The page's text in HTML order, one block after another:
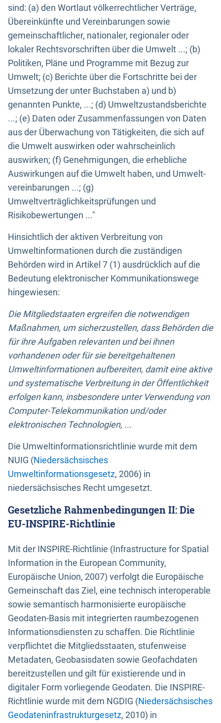
sind: (a) den Wortlaut völkerrechtlicher Verträge,
Übereinkünfte und Vereinbarungen sowie
gemeinschaftlicher, nationaler, regionaler oder
lokaler Rechtsvorschriften über die Umwelt ...; (b)
Politiken, Pläne und Programme mit Bezug zur
Umwelt; (c) Berichte über die Fortschritte bei der
Umsetzung der unter Buchstaben a) und b)
genannten Punkte, ...; (d) Umweltzustandsberichte
...; (e) Daten oder Zusammenfassungen von Daten
aus der Überwachung von Tätigkeiten, die sich auf
die Umwelt auswirken oder wahrscheinlich
auswirken; (f) Genehmigungen, die erhebliche
Auswirkungen auf die Umwelt haben, und Umwelt-
vereinbarungen ...; (g)
Umweltverträglichkeitsprüfungen und
Risikobewertungen ..."
Hinsichtlich der aktiven Verbreitung von
Umweltinformationen durch die zuständigen
Behörden wird in Artikel 7 (1) ausdrücklich auf die
Bedeutung elektronischer Kommunikationswege
hingewiesen:
Die Mitgliedstaaten ergreifen die notwendigen
Maßnahmen, um sicherzustellen, dass Behörden die
für ihre Aufgaben relevanten und bei ihnen
vorhandenen oder für sie bereitgehaltenen
Umweltinformationen aufbereiten, damit eine aktive
und systematische Verbreitung in der Öffentlichkeit
erfolgen kann, insbesondere unter Verwendung von
Computer-Telekommunikation und/oder
elektronischen Technologien, ...
Die Umweltinformationsrichtlinie wurde mit dem
NUIG (Niedersächsisches
Umweltinformationsgesetz, 2006) in
niedersächsisches Recht umgesetzt.
Gesetzliche Rahmenbedingungen II: Die
EU-INSPIRE-Richtlinie
Mit der INSPIRE-Richtlinie (Infrastructure for Spatial
Information in the European Community,
Europäische Union, 2007) verfolgt die Europäische
Gemeinschaft das Ziel, eine technisch interoperable
sowie semantisch harmonisierte europäische
Geodaten-Basis mit integrierten raumbezogenen
Informationsdiensten zu schaffen. Die Richtlinie
verpflichtet die Mitgliedsstaaten, stufenweise
Metadaten, Geobasisdaten sowie Geofachdaten
bereitzustellen und gilt für existierende und in
digitaler Form vorliegende Geodaten. Die INSPIRE-
Richtlinie wurde mit dem NGDIG (Niedersächsisches
Geodateninfrastrukturgesetz, 2010) in